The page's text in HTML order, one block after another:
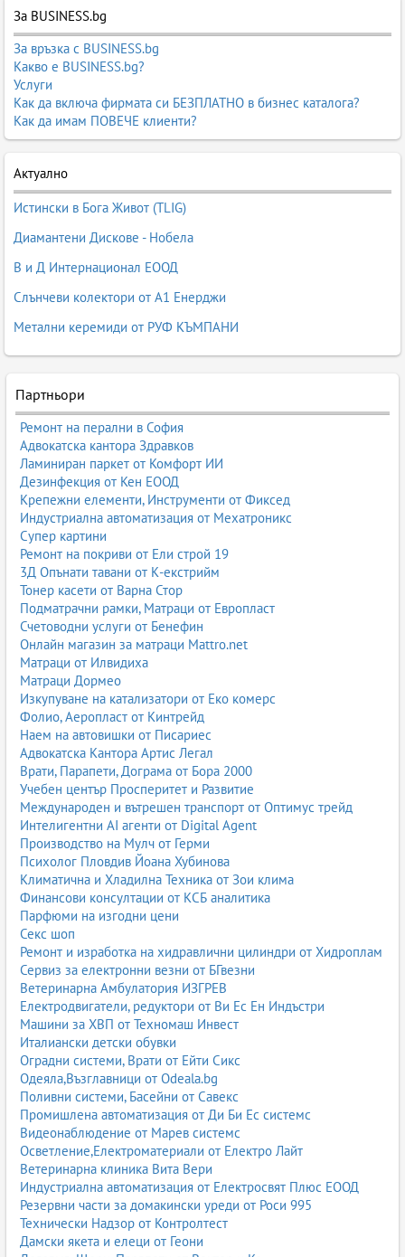
За BUSINESS.bg
За връзка с BUSINESS.bg
Какво е BUSINESS.bg?
Услуги
Как да включа фирмата си БЕЗПЛАТНО в бизнес каталога?
Как да имам ПОВЕЧЕ клиенти?
Актуално
Истински в Бога Живот (TLIG)
Диамантени Дискове - Нобела
В и Д Интернационал ЕООД
Слънчеви колектори от А1 Енерджи
Метални керемиди от РУФ КЪМПАНИ
Партньори
Ремонт на перални в София
Адвокатска кантора Здравков
Ламиниран паркет от Комфорт ИИ
Дезинфекция от Кен ЕООД
Крепежни елементи, Инструменти от Фиксед
Индустриална автоматизация от Мехатроникс
Супер картини
Ремонт на покриви от Ели строй 19
3Д Опънати тавани от К-екстрийм
Тонер касети от Варна Стор
Подматрачни рамки, Матраци от Европласт
Счетоводни услуги от Бенефин
Онлайн магазин за матраци Mattro.net
Матраци от Илвидиха
Матраци Дормео
Изкупуване на катализатори от Еко комерс
Фолио, Аеропласт от Кинтрейд
Наем на автовишки от Писариес
Адвокатска Кантора Артис Легал
Врати, Парапети, Дограма от Бора 2000
Учебен център Просперитет и Развитие
Международен и вътрешен транспорт от Оптимус трейд
Интелигентни AI агенти от Digital Agent
Производство на Мулч от Герми
Психолог Пловдив Йоана Хубинова
Климатична и Хладилна Техника от Зои клима
Финансови консултации от КСБ аналитика
Парфюми на изгодни цени
Секс шоп
Ремонт и изработка на хидравлични цилиндри от Хидроплам
Сервиз за електронни везни от БГвезни
Ветеринарна Амбулатория ИЗГРЕВ
Електродвигатели, редуктори от Ви Ес Ен Индъстри
Машини за ХВП от Техномаш Инвест
Италиански детски обувки
Оградни системи, Врати от Ейти Сикс
Одеяла,Възглавници от Odeala.bg
Поливни системи, Басейни от Савекс
Промишлена автоматизация от Ди Би Ес системс
Видеонаблюдение от Марев системс
Осветление,Електроматериали от Електро Лайт
Ветеринарна клиника Вита Вери
Индустриална автоматизация от Електросвят Плюс ЕООД
Резервни части за домакински уреди от Роси 995
Технически Надзор от Контролтест
Дамски якета и елеци от Геони